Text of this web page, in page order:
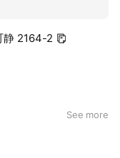
静 2164-2
See more